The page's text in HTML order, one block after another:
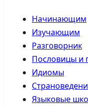
Начинающим
Изучающим
Разговорник
Пословицы и
Идиомы
Языковые